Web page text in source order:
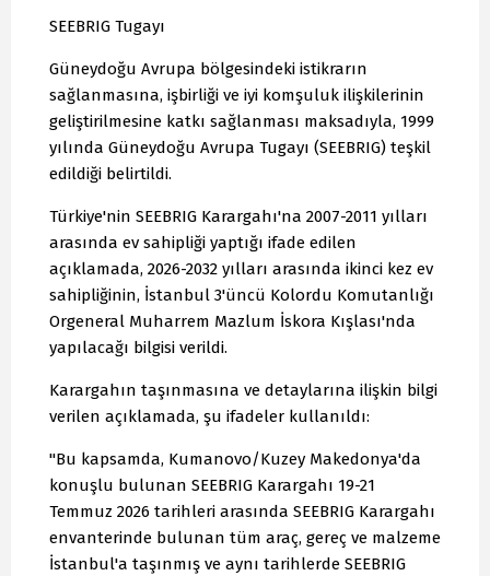
SEEBRIG Tugayı
Güneydoğu Avrupa bölgesindeki istikrarın
sağlanmasına, işbirliği ve iyi komşuluk ilişkilerinin
geliştirilmesine katkı sağlanması maksadıyla, 1999
yılında Güneydoğu Avrupa Tugayı (SEEBRIG) teşkil
edildiği belirtildi.
Türkiye'nin SEEBRIG Karargahı'na 2007-2011 yılları
arasında ev sahipliği yaptığı ifade edilen
açıklamada, 2026-2032 yılları arasında ikinci kez ev
sahipliğinin, İstanbul 3'üncü Kolordu Komutanlığı
Orgeneral Muharrem Mazlum İskora Kışlası'nda
yapılacağı bilgisi verildi.
Karargahın taşınmasına ve detaylarına ilişkin bilgi
verilen açıklamada, şu ifadeler kullanıldı:
"Bu kapsamda, Kumanovo/Kuzey Makedonya'da
konuşlu bulunan SEEBRIG Karargahı 19-21
Temmuz 2026 tarihleri arasında SEEBRIG Karargahı
envanterinde bulunan tüm araç, gereç ve malzeme
İstanbul'a taşınmış ve aynı tarihlerde SEEBRIG